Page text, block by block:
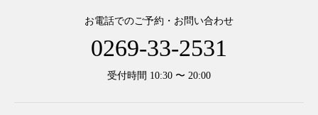
お電話でのご予約・お問い合わせ
0269-33-2531
受付時間 10:30 〜 20:00